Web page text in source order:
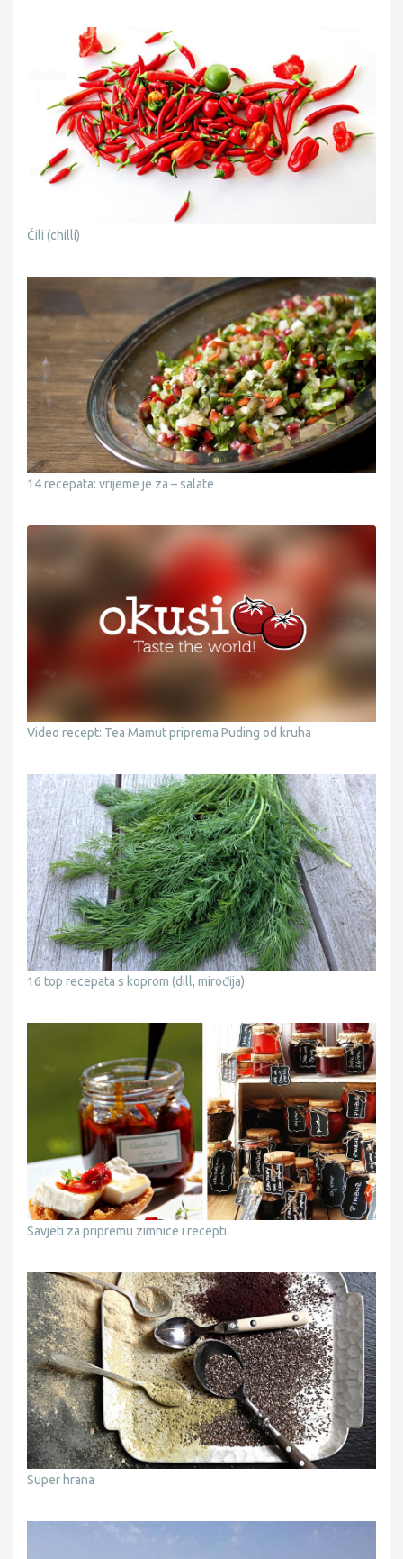
Čili (chilli)
14 recepata: vrijeme je za – salate
Video recept: Tea Mamut priprema Puding od kruha
16 top recepata s koprom (dill, mirođija)
Savjeti za pripremu zimnice i recepti
Super hrana